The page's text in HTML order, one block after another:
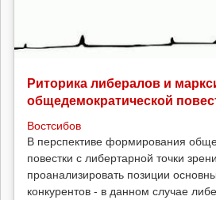
Риторика либералов и
общедемократической
Востсибов
В перспективе формирования
повестки с либертарной точки
проанализировать позиции
конкурентов - в данном случае